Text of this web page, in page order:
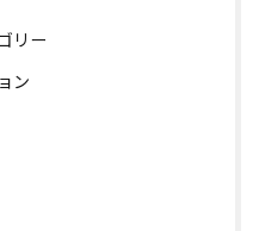
リー
ン